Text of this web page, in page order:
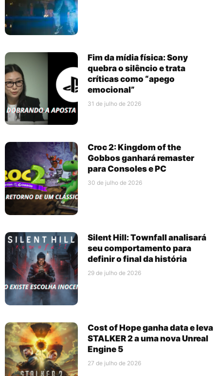
Fim da mídia física: Sony
quebra o silêncio e trata
críticas como “apego
emocional”
31 de julho de 2026
Croc 2: Kingdom of the
Gobbos ganhará remaster
para Consoles e PC
30 de julho de 2026
Silent Hill: Townfall analisará
seu comportamento para
definir o final da história
29 de julho de 2026
Cost of Hope ganha data e leva
STALKER 2 a uma nova Unreal
Engine 5
27 de julho de 2026